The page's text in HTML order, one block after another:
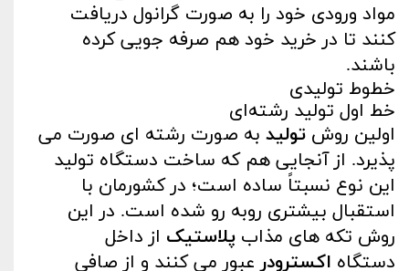
مواد ورودی خود را به‌ صورت گرانول دریافت
کنند تا در خرید خود هم صرفه‌ جویی کرده
باشند.
خطوط تولیدی
خط اول تولید رشته‌ای
اولین روش تولید به‌ صورت رشته‌ ای صورت می‌
پذیرد. از آنجایی هم که ساخت دستگاه تولید
این نوع نسبتاً ساده است؛ در کشورمان با
استقبال بیشتری روبه‌ رو شده است. در این
روش تکه‌ های مذاب پلاستیک از داخل
دستگاه اکسترودرعبور می‌ کنند و از صافی‌